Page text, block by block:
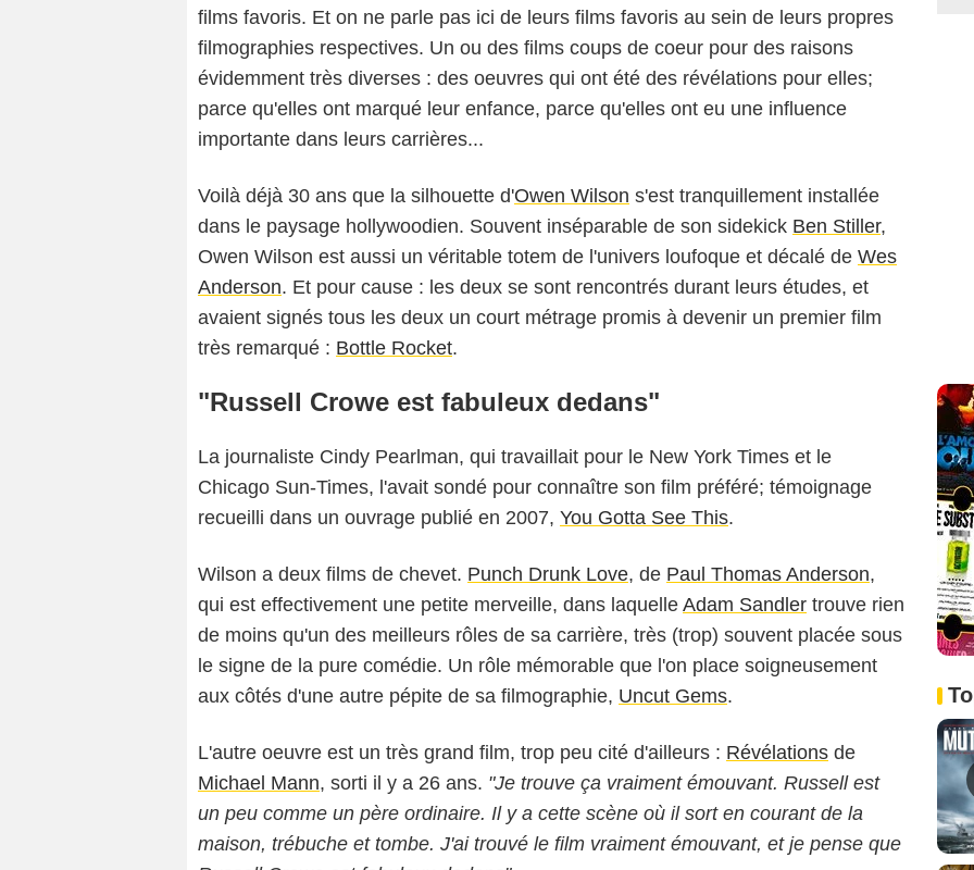
films favoris. Et on ne parle pas ici de leurs films favoris au sein de leurs propres
filmographies respectives. Un ou des films coups de coeur pour des raisons
évidemment très diverses : des oeuvres qui ont été des révélations pour elles;
parce qu'elles ont marqué leur enfance, parce qu'elles ont eu une influence
importante dans leurs carrières...
Voilà déjà 30 ans que la silhouette d'Owen Wilson s'est tranquillement installée
dans le paysage hollywoodien. Souvent inséparable de son sidekick Ben Stiller,
Owen Wilson est aussi un véritable totem de l'univers loufoque et décalé de Wes
Anderson. Et pour cause : les deux se sont rencontrés durant leurs études, et
avaient signés tous les deux un court métrage promis à devenir un premier film
très remarqué : Bottle Rocket.
"Russell Crowe est fabuleux dedans"
La journaliste Cindy Pearlman, qui travaillait pour le New York Times et le
Chicago Sun-Times, l'avait sondé pour connaître son film préféré; témoignage
recueilli dans un ouvrage publié en 2007, You Gotta See This.
Wilson a deux films de chevet. Punch Drunk Love, de Paul Thomas Anderson,
qui est effectivement une petite merveille, dans laquelle Adam Sandler trouve rien
de moins qu'un des meilleurs rôles de sa carrière, très (trop) souvent placée sous
le signe de la pure comédie. Un rôle mémorable que l'on place soigneusement
aux côtés d'une autre pépite de sa filmographie, Uncut Gems.
L'autre oeuvre est un très grand film, trop peu cité d'ailleurs : Révélations de
Michael Mann, sorti il y a 26 ans. "Je trouve ça vraiment émouvant. Russell est
un peu comme un père ordinaire. Il y a cette scène où il sort en courant de la
maison, trébuche et tombe. J'ai trouvé le film vraiment émouvant, et je pense que
Touchstone Pictures